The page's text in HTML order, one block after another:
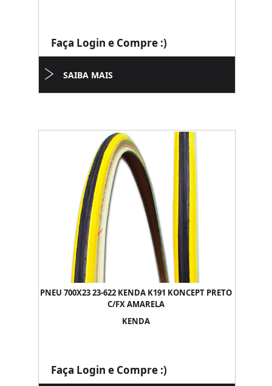
Faça Login e Compre :)
SAIBA MAIS
PNEU 700X23 23-622 KENDA K191 KONCEPT PRETO
C/FX AMARELA
KENDA
Faça Login e Compre :)